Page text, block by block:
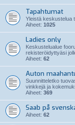
Tapahtumat
Yleistä keskustelua
Aiheet: 1025
Ladies only
Keskustelualue
rekisteröidyttyäsi
Aiheet: 62
Auton
Suunnitteletko
vinkkejä ja
Aiheet: 369
Saab på
Aiheet: 62